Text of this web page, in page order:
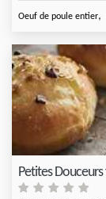
Oeuf de poule entier,
Petites